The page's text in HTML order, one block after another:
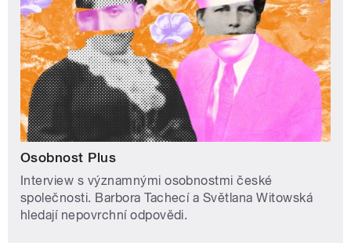
Osobnost Plus
Interview s významnými osobnostmi české
společnosti. Barbora Tachecí a Světlana Witowská
hledají nepovrchní odpovědi.